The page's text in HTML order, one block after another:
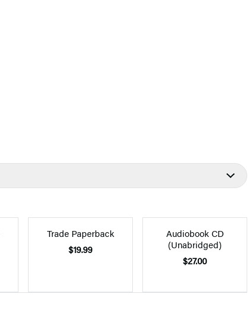
Trade Paperback
$19.99
Audiobook CD
(Unabridged)
$27.00